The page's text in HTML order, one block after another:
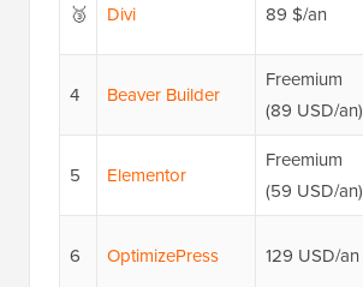
🥉 Divi 89 $/an
4 Beaver Builder
Freemium
(89 USD/an)
5 Elementor
Freemium
(59 USD/an)
6 OptimizePress 129 USD/an